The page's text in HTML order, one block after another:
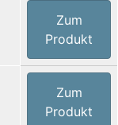
Zum
Produkt
Zum
Produkt